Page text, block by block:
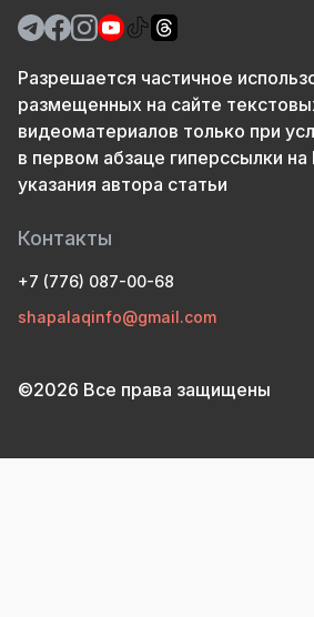
Разрешается частичное
размещенных на сайте
видеоматериалов только при
в первом абзаце гиперссылки на
указания автора статьи
Контакты
+7 (776) 087-00-68
shapalaqinfo@gmail.com
©2026 Все права защищены